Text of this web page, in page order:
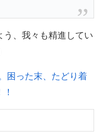
、我々も精進してい
困った末、たどり着